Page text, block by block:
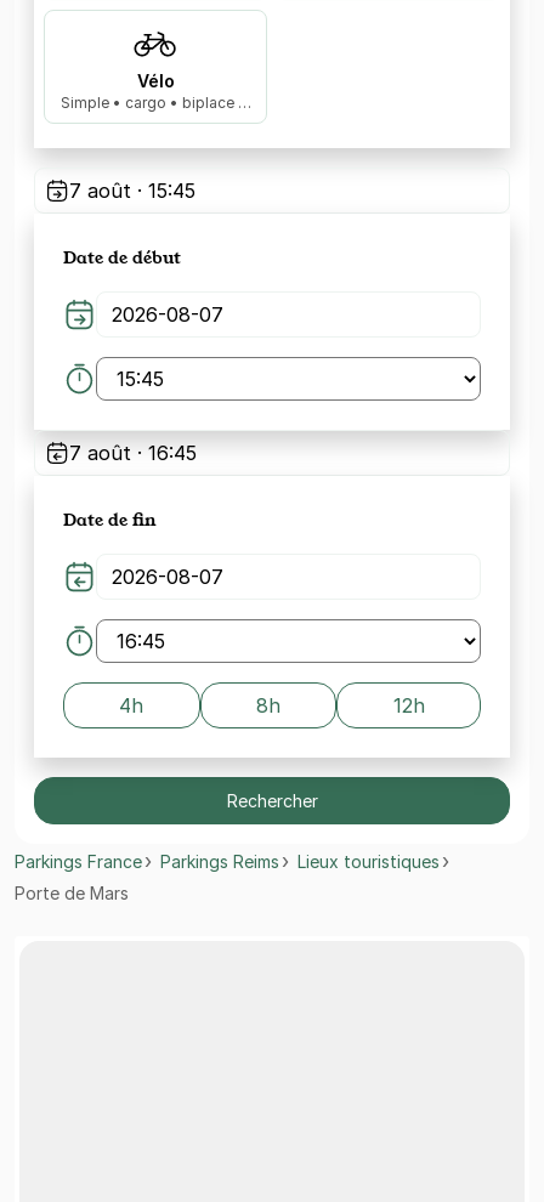
Vélo
Simple • cargo • biplace …
7 août · 15:45
Date de début
7 août · 16:45
Date de fin
4h 8h 12h
Rechercher
Parkings France Parkings Reims
Lieux touristiques
Porte de Mars